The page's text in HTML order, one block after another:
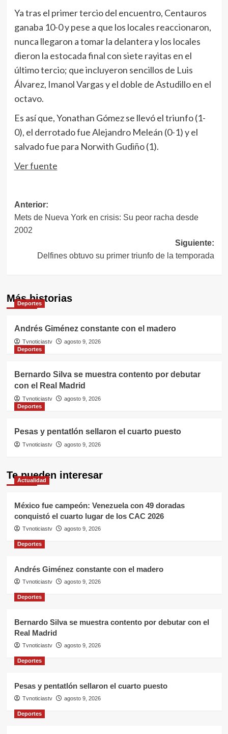
Ya tras el primer tercio del encuentro, Centauros
ganaba 10-0 y pese a que los locales reaccionaron,
nunca llegaron a tomar la delantera y los locales
dieron la estocada final con siete rayitas en el
último tercio; que incluyeron sencillos de Luis
Álvarez, Imanol Vargas y el doble de Astudillo en el
octavo.
Es así que, Yonathan Gómez se llevó el triunfo (1-
0), el derrotado fue Alejandro Meleán (0-1) y el
salvado fue para Norwith Gudiño (1).
Ver fuente
Navegación
de
Anterior:
Mets de Nueva York en crisis: Su peor racha desde
2002
Siguiente:
Delfines obtuvo su primer triunfo de la temporada
Más historias
Deportes
Andrés Giménez constante con el madero
Tvnoticiastv
agosto 9, 2026
Deportes
Bernardo Silva se muestra contento por debutar
con el Real Madrid
Tvnoticiastv
agosto 9, 2026
Deportes
Pesas y pentatlón sellaron el cuarto puesto
Tvnoticiastv agosto 9, 2026
Te pueden interesar
Actualidad
México fue campeón: Venezuela con 49 doradas
conquistó el cuarto lugar de los CAC 2026
Tvnoticiastv agosto 9, 2026
Deportes
Andrés Giménez constante con el madero
Tvnoticiastv agosto 9, 2026
Deportes
Bernardo Silva se muestra contento por debutar con el
Real Madrid
Tvnoticiastv agosto 9, 2026
Deportes
Pesas y pentatlón sellaron el cuarto puesto
Tvnoticiastv agosto 9, 2026
Deportes